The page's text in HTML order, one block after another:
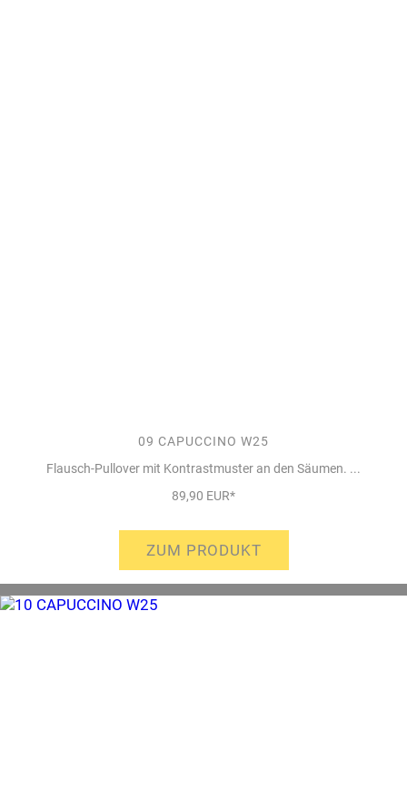
09 CAPUCCINO W25
Flausch-Pullover mit Kontrastmuster an den Säumen. ...
89,90 EUR*
ZUM PRODUKT